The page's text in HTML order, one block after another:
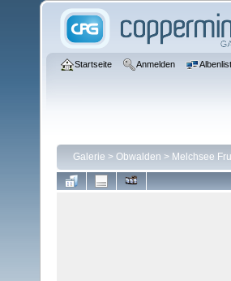
Startseite Anmelden
Galerie > Obwalden > Melchsee